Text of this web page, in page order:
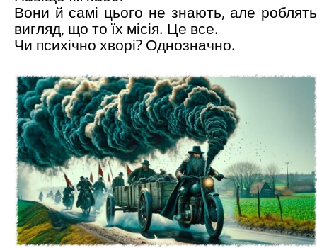
Вони й самі цього не знають, але роблять
вигляд, що то їх місія. Це все.
Чи психічно хворі? Однозначно.